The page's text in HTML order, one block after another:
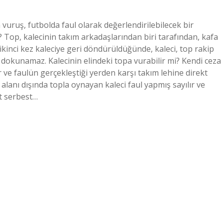
vuruş, futbolda faul olarak değerlendirilebilecek bir
kalecinin takım arkadaşlarından biri tarafından, kafa
kez kaleciye geri döndürüldüğünde, kaleci, top rakip
Kalecinin elindeki topa vurabilir mi? Kendi ceza
ve faulün gerçekleştiği yerden karşı takım lehine direkt
dışında topla oynayan kaleci faul yapmış sayılır ve
serbest…